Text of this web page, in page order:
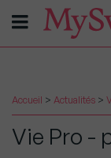
Accueil > Actualités >
Vie Pro -